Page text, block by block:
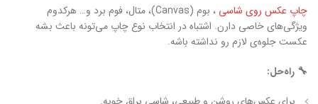
چاپ عکس روی شاسی
، بوم (Canvas)، متال، فوم برد و… هرکدوم
ویژگی‌های خاصی دارن. اشتباه در انتخاب نوع چاپ می‌تونه باعث بشه
عکست جلوه‌ی لازم رو نداشته باشه.
🔧 راه‌حل: